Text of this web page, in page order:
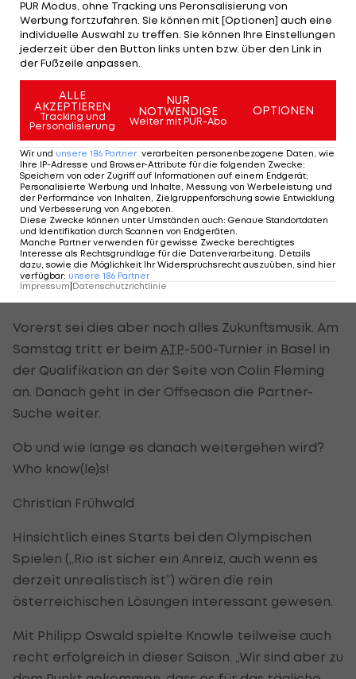
Dementsprechend spielt der Verband in seinen
Gedanken für die Zeit nach der Karriere derzeit
keine große Rolle. Knowle wisse zudem noch gar
bleiben wolle. Fest stehe nur, dass der Vater einer
Tochter nach dem Leben als Profi das Reisen
dramatisch reduzieren wolle.
Er interessiere sich sowohl für die Organisation
von Sportevents als auch für mentales Coaching. „
Im Sport habe ich gelernt, mit Drucksituationen
und Niederlagen umzugehen. Daraus kann man
viel mitnehmen und das ist auch für andere Leute
ein Thema.“
Vorerst sei dies aber noch alles Zukunftsmusik. Am
Samstag tritt er beim ATP-500-Turnier in Basel in
der Qualifikation an der Seite von Colin Fleming
an. Danach geht in der Offseason die Partner-
Suche weiter.
Ob und wie lange es danach weitergehen wird?
Who know(le)s!
Christian Frühwald
Hinsichtlich eines Starts bei den Olympischen
Spielen („Rio ist sicher ein Anreiz, auch wenn es
derzeit unrealistisch ist“) wären die rein
österreichischen Lösungen interessant gewesen.
Mit Philipp Oswald spielte Knowle teilweise auch
recht erfolgreich in dieser Saison. „Wir sind aber zu
PUR Modus, ohne Tracking uns Peronsalisierung von
Werbung fortzufahren. Sie können mit [Optionen] auch eine
individuelle Auswahl zu treffen. Sie können Ihre Einstellungen
jederzeit über den Button links unten bzw. über den Link in
der Fußzeile anpassen.
ALLE
AKZEPTIEREN
Tracking und
Personalisierung
NUR
NOTWENDIGE
Weiter mit PUR-Abo
OPTIONEN
Wir und unsere 186 Partner verarbeiten personenbezogene Daten, wie
Ihre IP-Adresse und Browser-Attribute für die folgenden Zwecke:
Speichern von oder Zugriff auf Informationen auf einem Endgerät;
Personalisierte Werbung und Inhalte, Messung von Werbeleistung und
der Performance von Inhalten, Zielgruppenforschung sowie Entwicklung
und Verbesserung von Angeboten.
Diese Zwecke können unter Umständen auch: Genaue Standortdaten
und Identifikation durch Scannen von Endgeräten.
Manche Partner verwenden für gewisse Zwecke berechtigtes
Interesse als Rechtsgrundlage für die Datenverarbeitung. Details
dazu, sowie die Möglichkeit Ihr Widerspruchsrecht auszuüben, sind hier
verfügbar: unsere 186 Partner
Impressum Datenschutzrichtlinie